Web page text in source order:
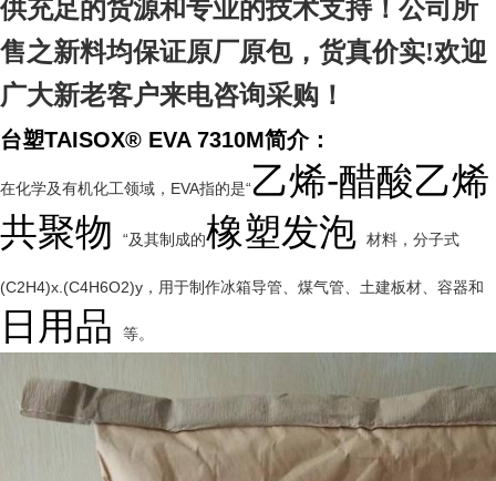
供充足的货源和专业的技术支持！公司所
售之新料均保证原厂原包，货真价实!欢迎
广大新老客户来电咨询采购！
台塑TAISOX® EVA 7310M简介：
在化学及有机化工领域，EVA指的是“乙烯-醋酸乙烯
共聚物
“及其制成的橡塑发泡 材料，分子式
(C2H4)x.(C4H6O2)y，用于制作冰箱导管、煤气管、土建板材、容器和
日用品 等。